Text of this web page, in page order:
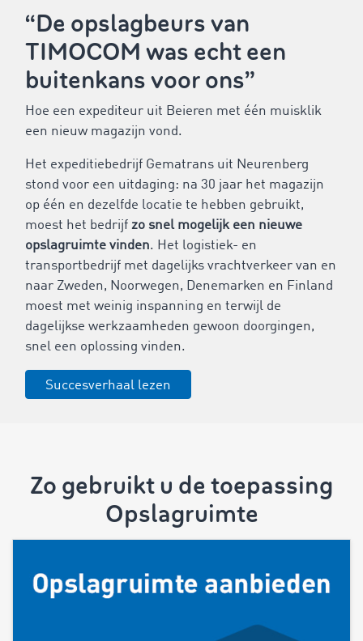
“De opslagbeurs van
TIMOCOM was echt een
buitenkans voor ons”
Hoe een expediteur uit Beieren met één muisklik
een nieuw magazijn vond.
Het expeditiebedrijf Gematrans uit Neurenberg
stond voor een uitdaging: na 30 jaar het magazijn
op één en dezelfde locatie te hebben gebruikt,
moest het bedrijf zo snel mogelijk een nieuwe
opslagruimte vinden. Het logistiek- en
transportbedrijf met dagelijks vrachtverkeer van en
naar Zweden, Noorwegen, Denemarken en Finland
moest met weinig inspanning en terwijl de
dagelijkse werkzaamheden gewoon doorgingen,
snel een oplossing vinden.
Succesverhaal lezen
Zo gebruikt u de toepassing
Opslagruimte